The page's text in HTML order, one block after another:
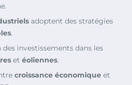
adoptent des stratégies
.
investissements dans les
et éoliennes.
croissance économique et